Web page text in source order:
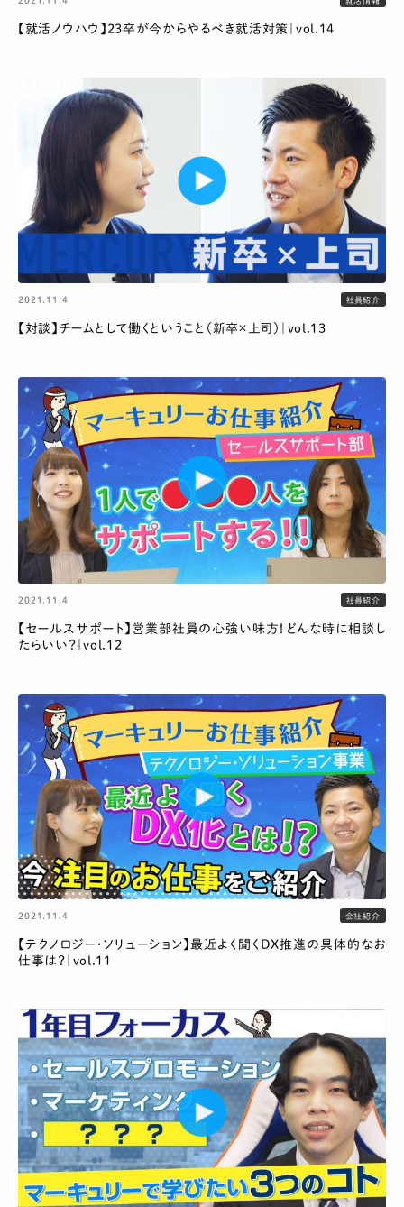
【就活ノウハウ】23卒が今からやるべき就活対策｜vol.14
2021.11.4 社員紹介
【対談】チームとして働くということ（新卒×上司）｜vol.13
2021.11.4 社員紹介
【セールスサポート】営業部社員の心強い味方！どんな時に相談し
たらいい？｜vol.12
2021.11.4 会社紹介
【テクノロジー・ソリューション】最近よく聞くDX推進の具体的なお
仕事は？｜vol.11